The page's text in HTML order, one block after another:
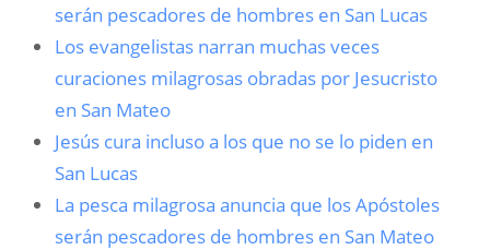
serán pescadores de hombres en San Lucas
Los evangelistas narran muchas veces
curaciones milagrosas obradas por Jesucristo
en San Mateo
Jesús cura incluso a los que no se lo piden en
San Lucas
La pesca milagrosa anuncia que los Apóstoles
serán pescadores de hombres en San Mateo